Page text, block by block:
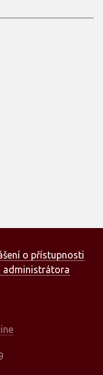
o přístupnosti
administrátora